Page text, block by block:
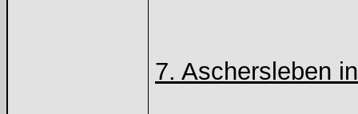
7. Aschersleben